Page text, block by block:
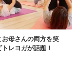
母さんの両方を笑
レヨガが話題！